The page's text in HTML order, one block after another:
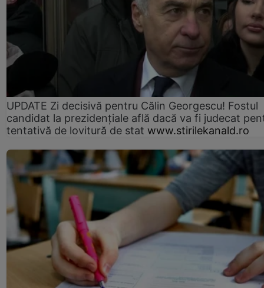
UPDATE Zi decisivă pentru Călin Georgescu! Fostul
candidat la prezidențiale află dacă va fi judecat
tentativă de lovitură de stat www.stirilekanald.ro